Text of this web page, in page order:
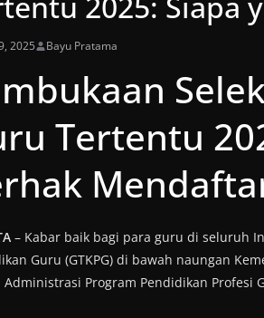
2025 Bayu Pratama
Tertentu
– Kabar baik bagi para guru di seluruh
Guru (GTKPG) di bawah naungan
Administrasi Program Pendidikan Profesi